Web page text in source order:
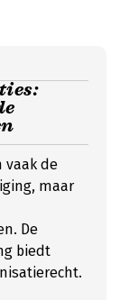
vaak de
maar
De
biedt